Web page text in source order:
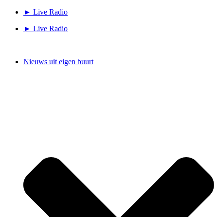
► Live Radio
► Live Radio
Nieuws uit eigen buurt